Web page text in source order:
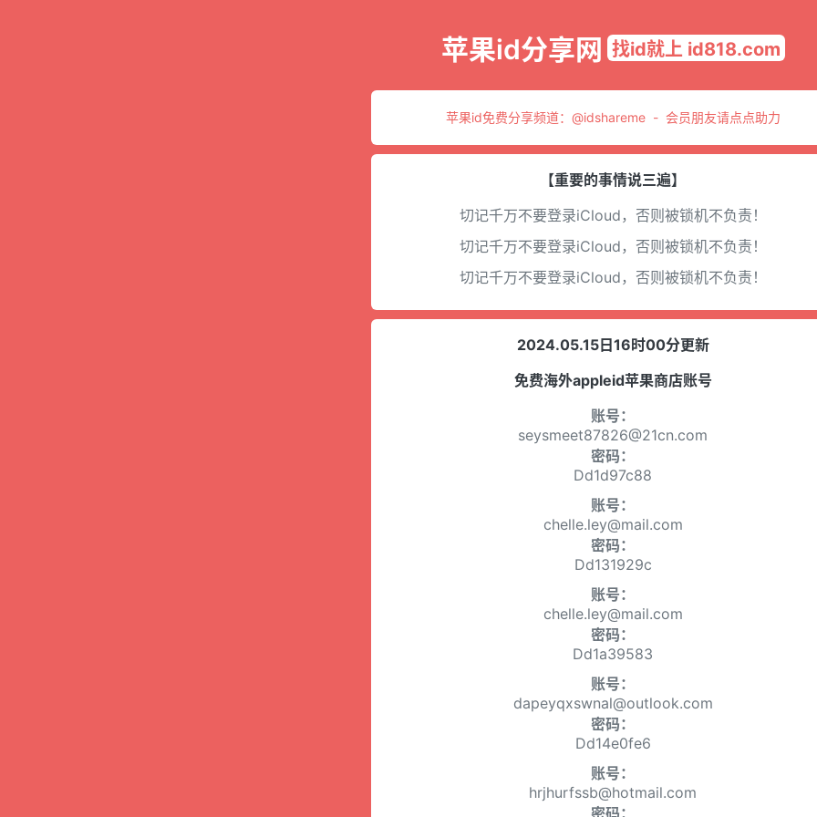
苹果id分享网 找id就上 id818.com
苹果id免费分享频道： @idshareme- 会员朋友请点点助力
【重要的事情说三遍】
切记千万不要登录iCloud，否则被锁机不负责！
切记千万不要登录iCloud，否则被锁机不负责！
切记千万不要登录iCloud，否则被锁机不负责！
2024.05.15日16时00分更新
免费海外appleid苹果商店账号
账号：
seysmeet87826@21cn.com
密码：
Dd1d97c88
账号：
chelle.ley@mail.com
密码：
Dd131929c
账号：
chelle.ley@mail.com
密码：
Dd1a39583
账号：
dapeyqxswnal@outlook.com
密码：
Dd14e0fe6
账号：
hrjhurfssb@hotmail.com
密码：